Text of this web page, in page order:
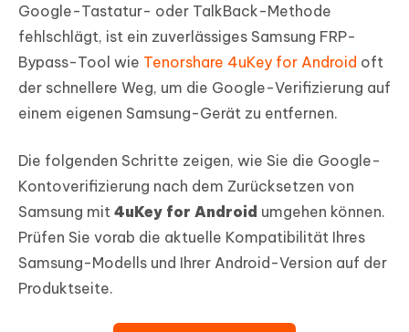
Google-Tastatur- oder TalkBack-Methode
fehlschlägt, ist ein zuverlässiges Samsung FRP-
Bypass-Tool wie Tenorshare 4uKey for Android oft
der schnellere Weg, um die Google-Verifizierung auf
einem eigenen Samsung-Gerät zu entfernen.
Die folgenden Schritte zeigen, wie Sie die Google-
Kontoverifizierung nach dem Zurücksetzen von
Samsung mit 4uKey for Android umgehen können.
Prüfen Sie vorab die aktuelle Kompatibilität Ihres
Samsung-Modells und Ihrer Android-Version auf der
Produktseite.